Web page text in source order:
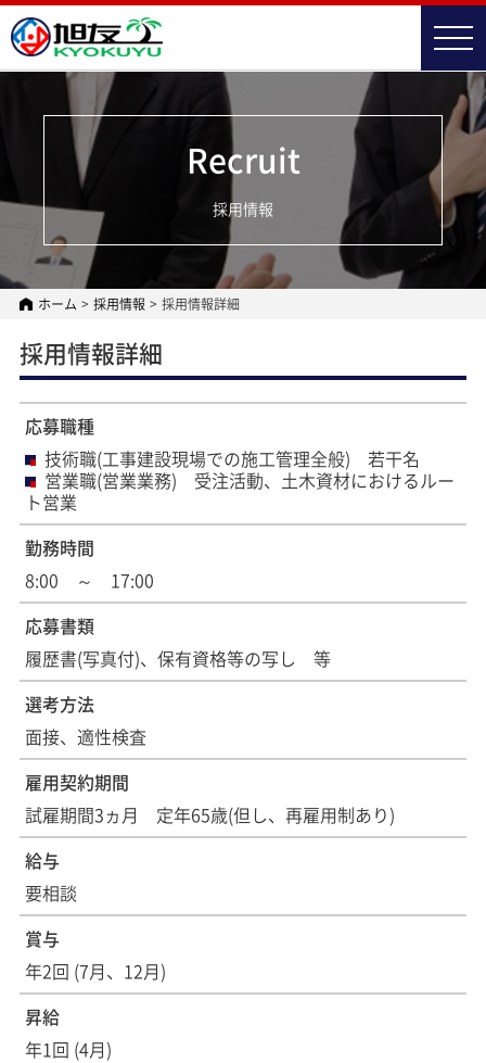
t
g
g
l
e
g
a
n
Recruit
採用情報
ホーム > 採用情報 > 採用情報詳細
採用情報詳細
応募職種
技術職(工事建設現場での施工管理全般) 若干名
営業職(営業業務) 受注活動、土木資材におけるルー
ト営業
勤務時間
8:00 ～ 17:00
応募書類
履歴書(写真付)、保有資格等の写し 等
選考方法
面接、適性検査
雇用契約期間
試雇期間3ヵ月 定年65歳(但し、再雇用制あり)
給与
要相談
賞与
年2回 (7月、12月)
昇給
年1回 (4月)